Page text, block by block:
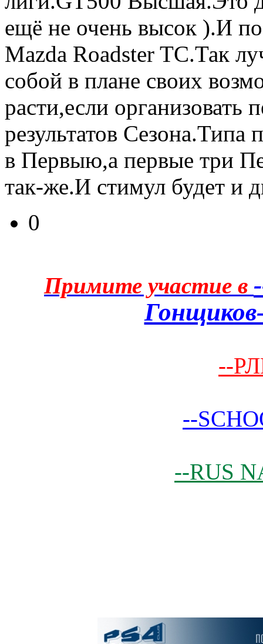
ещё не очень высок ).И
Mazda Roadster TC.Так
собой в плане своих
расти,если организовать
результатов
в Первыю,а первые три
так-же.И стимул будет и
0
Примите участие в
--
--
--RUS